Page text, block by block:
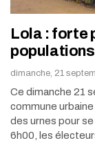
Lola : forte
dimanche, 21
Ce dimanche 21
commune
des urnes pour
6h00, les